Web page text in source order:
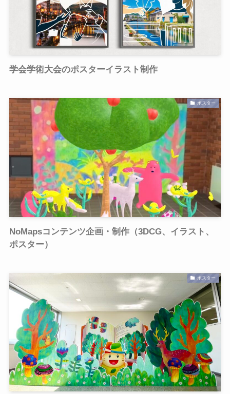
学会学術大会のポスターイラスト制作
ポスター
NoMapsコンテンツ企画・制作（3DCG、イラスト、
ポスター）
ポスター